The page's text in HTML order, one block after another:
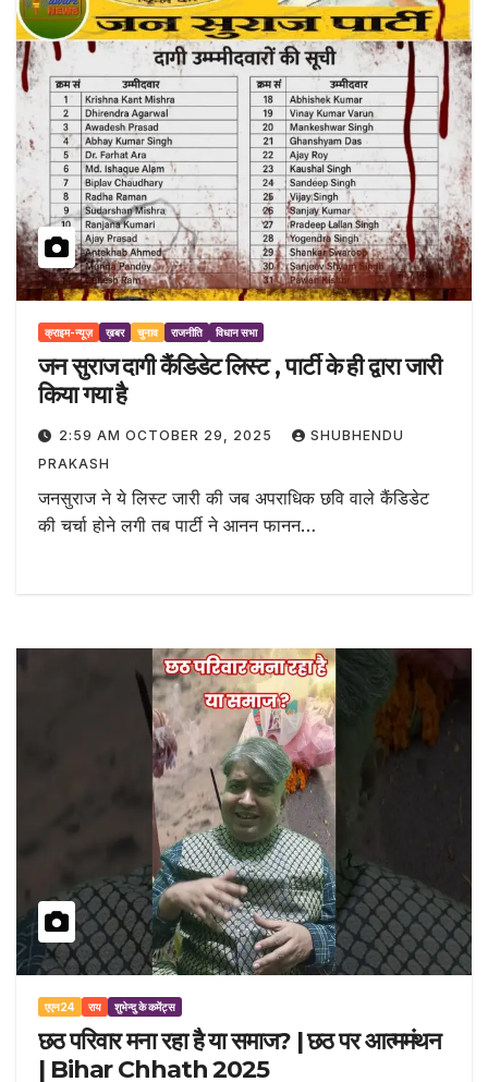
क्राइम-न्यूज़ ख़बर चुनाव राजनीति विधान सभा
जन सुराज दागी कैंडिडेट लिस्ट , पार्टी के ही द्वारा जारी
किया गया है
2:59 AM OCTOBER 29, 2025
SHUBHENDU
PRAKASH
जनसुराज ने ये लिस्ट जारी की जब अपराधिक छवि वाले कैंडिडेट
की चर्चा होने लगी तब पार्टी ने आनन फानन…
एएन24 राय शुभेन्दु के कमेंट्स
छठ परिवार मना रहा है या समाज? | छठ पर आत्ममंथन
| Bihar Chhath 2025